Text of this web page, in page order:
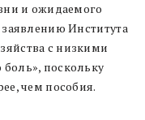
и ожидаемого
Института
с низкими
поскольку
чем пособия.